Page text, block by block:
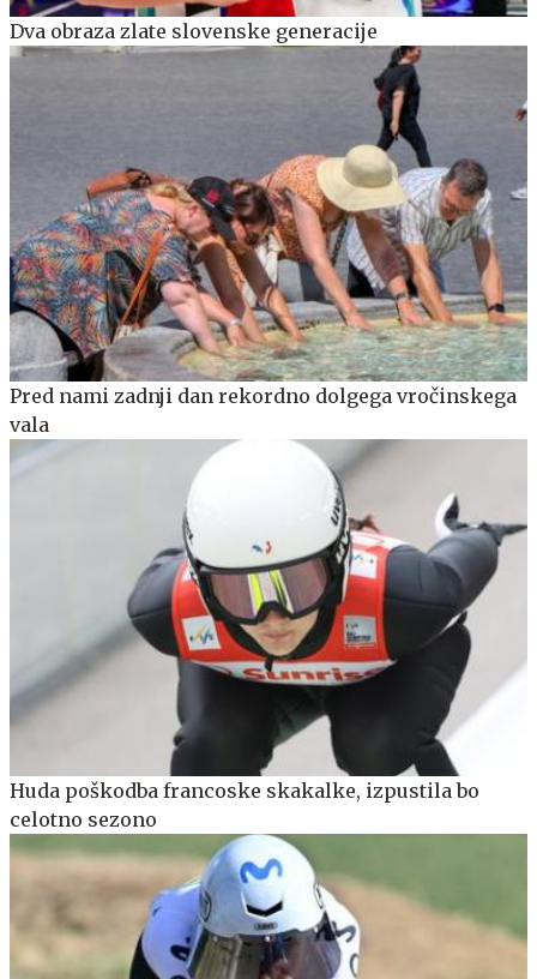
Dva obraza zlate slovenske generacije
Pred nami zadnji dan rekordno dolgega vročinskega
vala
Huda poškodba francoske skakalke, izpustila bo
celotno sezono